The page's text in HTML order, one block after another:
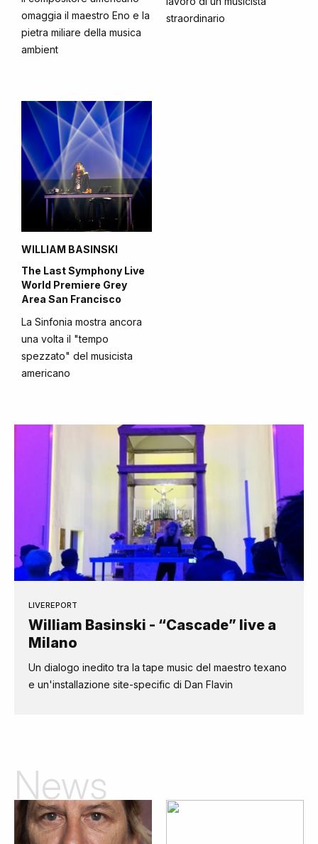
omaggia il maestro Eno e la
pietra miliare della musica
ambient
straordinario
WILLIAM BASINSKI
The Last Symphony Live
World Premiere Grey
Area San Francisco
La Sinfonia mostra ancora
una volta il "tempo
spezzato" del musicista
americano
LIVEREPORT
William Basinski - “Cascade” live a
Milano
Un dialogo inedito tra la tape music del maestro texano
e un'installazione site-specific di Dan Flavin
News